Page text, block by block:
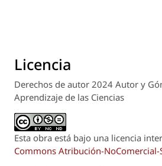
Licencia
Derechos de autor 2024 Autor y
Aprendizaje de las Ciencias
Esta obra está bajo una licencia
Commons Atribución-NoComercial-